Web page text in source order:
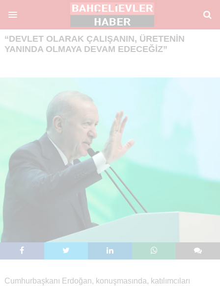
“DEVLET OLARAK ÇALIŞANIN, ÜRETENIN
YANINDA OLMAYA DEVAM EDECEĞIZ”
Cumhurbaşkanı Erdoğan, konuşmasında, katılımcıları